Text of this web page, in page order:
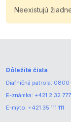
Neexistujú
Dôležité čísla
Diaľničná patrola: 0800
E-známka: +421 2 32
E-mýto: +421 35 111 111